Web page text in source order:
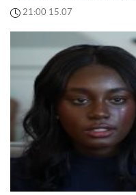
21:00 15.07